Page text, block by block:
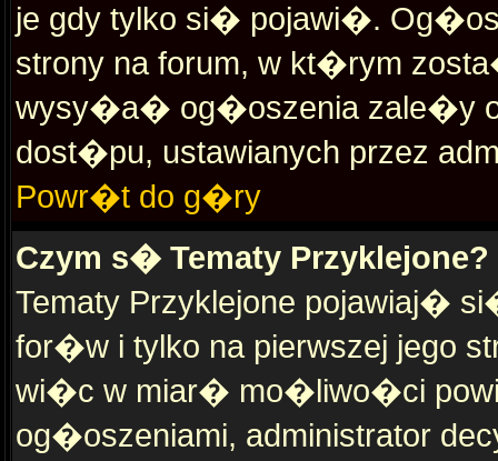
je gdy tylko si� pojawi�.
strony na forum, w kt�rym
wysy�a� og�oszenia zale�y
dost�pu, ustawianych przez
Powr�t do g�ry
Czym s� Tematy Przyklejone?
Tematy Przyklejone pojawiaj�
for�w i tylko na pierwszej jego
wi�c w miar� mo�liwo�ci
og�oszeniami, administrator